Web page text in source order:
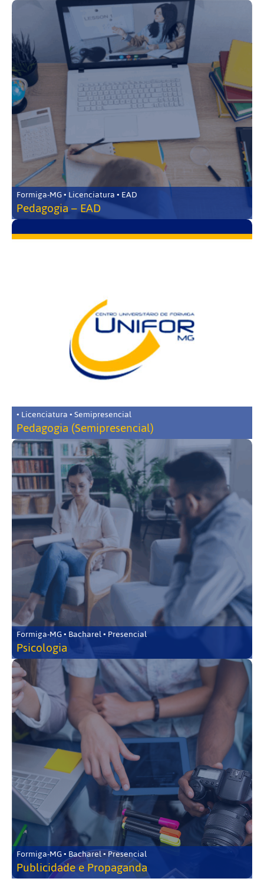
Formiga-MG • Licenciatura • EAD
Pedagogia – EAD
• Licenciatura • Semipresencial
Pedagogia (Semipresencial)
Formiga-MG • Bacharel • Presencial
Psicologia
Formiga-MG • Bacharel • Presencial
Publicidade e Propaganda